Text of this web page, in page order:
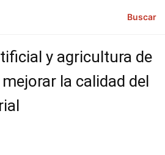
Buscar
y agricultura de
la calidad del